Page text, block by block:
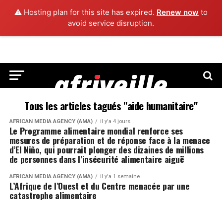
⚠️ Hosting plan for this site has expired. Renew now to
avoid service disruption.
Tous les articles tagués "aide humanitaire"
AFRICAN MEDIA AGENCY (AMA) il y'a 4 jours
Le Programme alimentaire mondial renforce ses
mesures de préparation et de réponse face à la menace
d’El Niño, qui pourrait plonger des dizaines de millions
de personnes dans l’insécurité alimentaire aiguë
AFRICAN MEDIA AGENCY (AMA) il y'a 1 semaine
L’Afrique de l’Ouest et du Centre menacée par une
catastrophe alimentaire